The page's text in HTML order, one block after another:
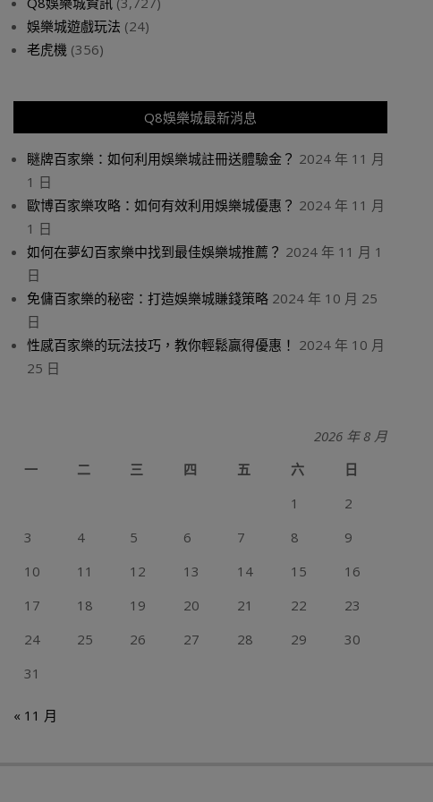
娛樂城遊戲玩法 (24)
老虎機 (356)
Q8娛樂城最新消息
瞇牌百家樂：如何利用娛樂城註冊送體驗金？ 2024 年 11 月
1 日
歐博百家樂攻略：如何有效利用娛樂城優惠？ 2024 年 11 月
1 日
如何在夢幻百家樂中找到最佳娛樂城推薦？ 2024 年 11 月 1
日
免傭百家樂的秘密：打造娛樂城賺錢策略 2024 年 10 月 25
日
性感百家樂的玩法技巧，教你輕鬆贏得優惠！ 2024 年 10 月
25 日
2026 年 8 月
一
二 三 四 五 六
日
1
2
3
4 5 6 7 8
9
10
11 12 13 14 15
16
17
18 19 20 21 22
23
24
25 26 27 28 29
30
31
« 11 月